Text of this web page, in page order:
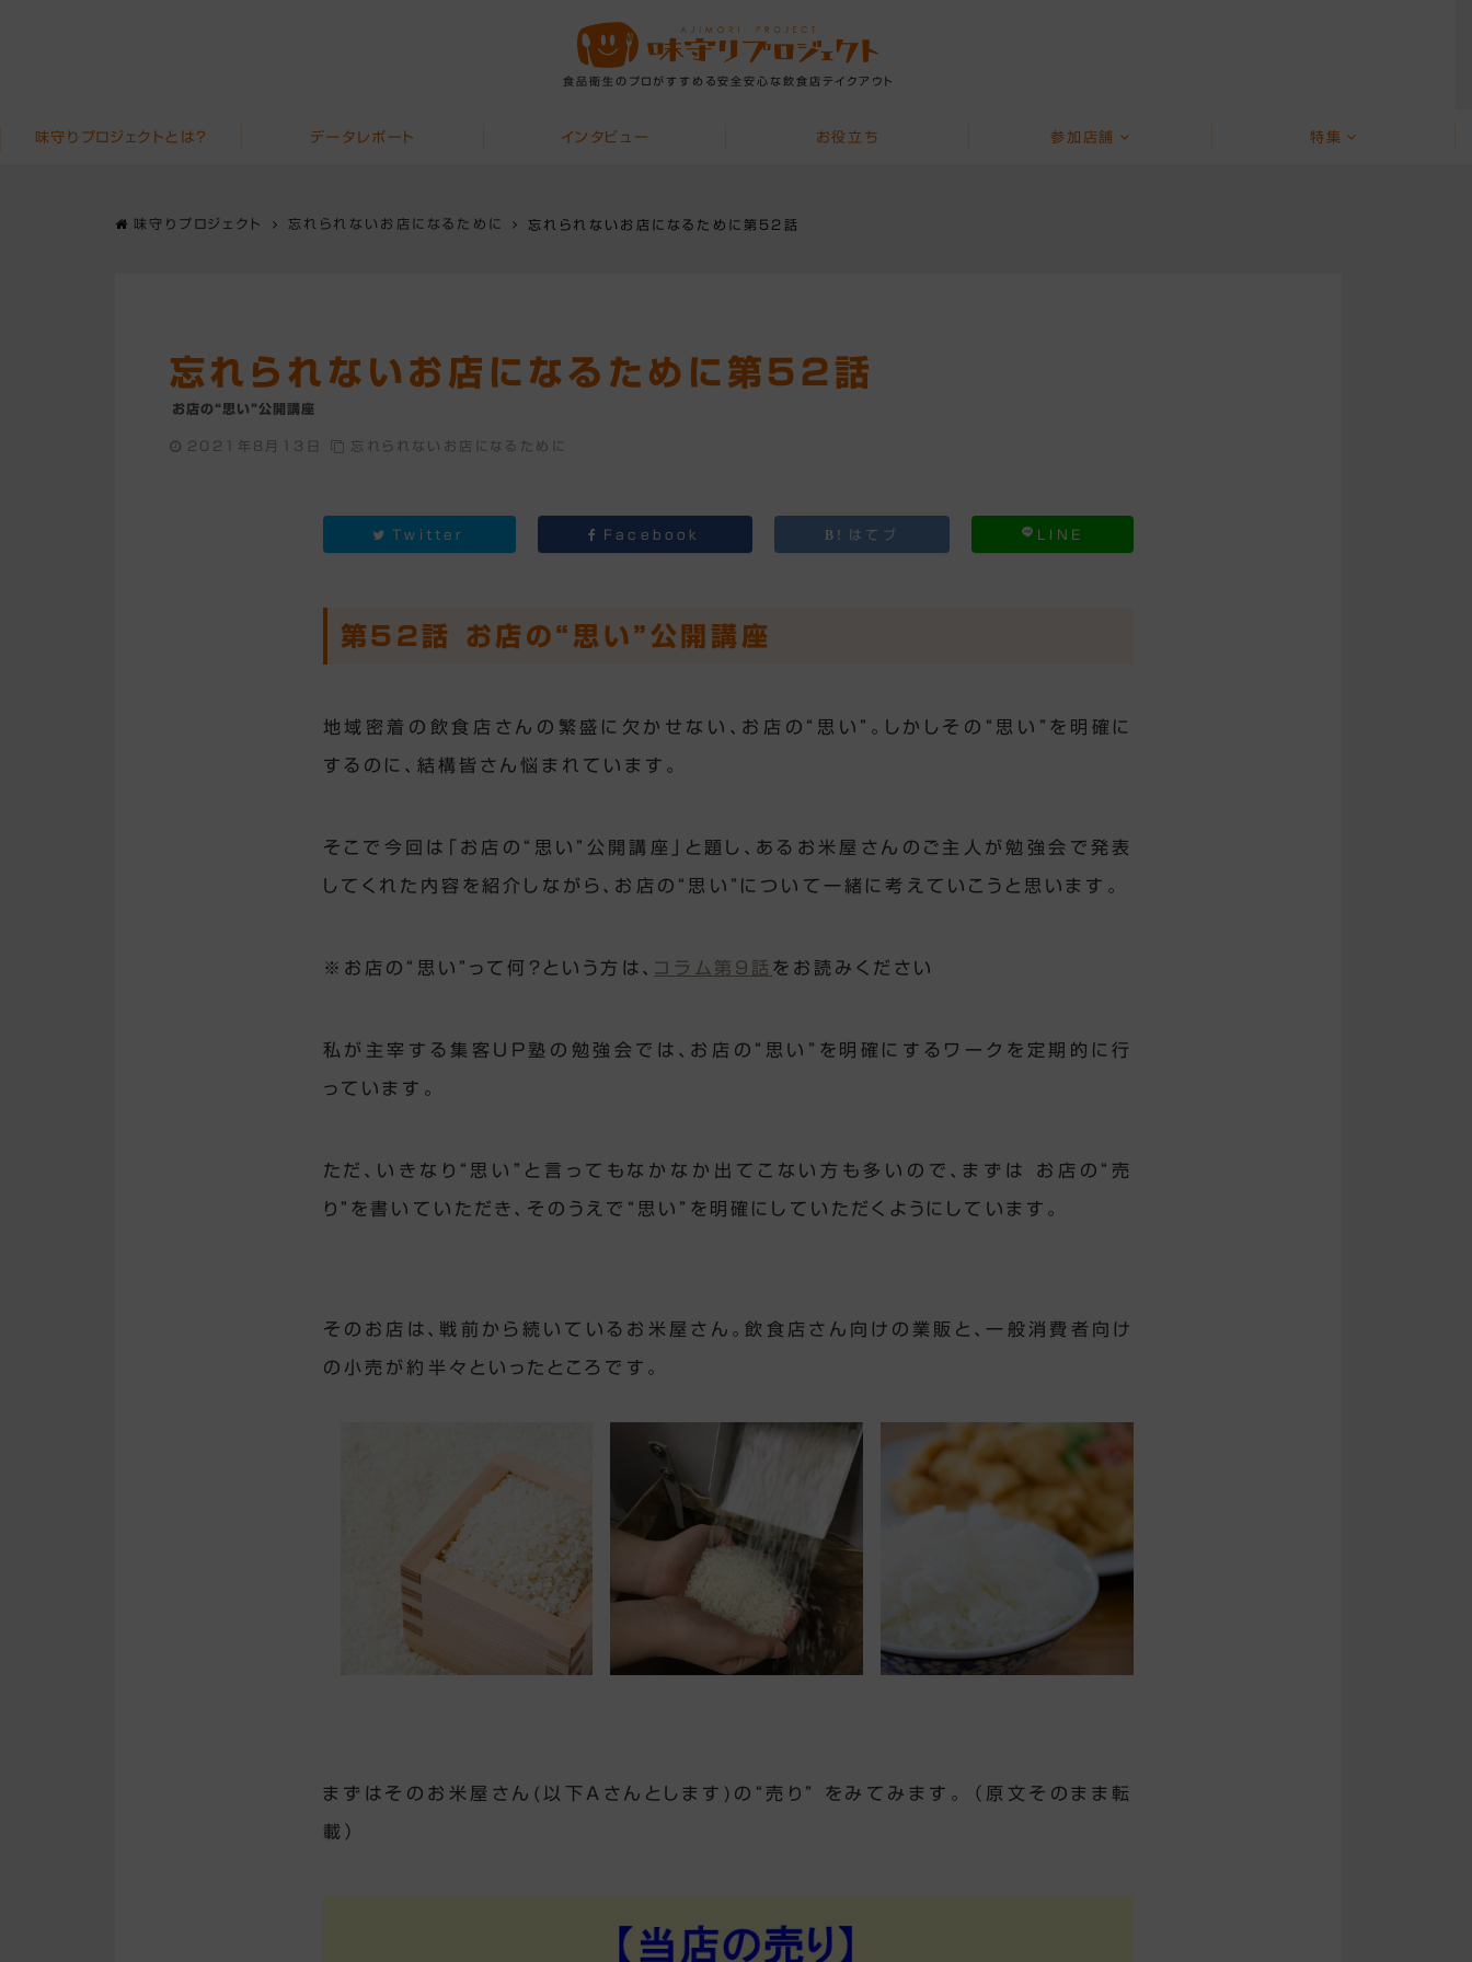
食品衛生のプロがすすめる安全安心な飲食店テイクアウト
味守りプロジェクトとは？ データレポート インタビュー お役立ち 参加店舗 特集
味守りプロジェクト 忘れられないお店になるために 忘れられないお店になるために第52話
忘れられないお店になるために第52話
お店の“思い”公開講座
2021年8月13日 忘れられないお店になるために
Twitter Facebook はてブ LINE
第52話 お店の“思い”公開講座
地域密着の飲食店さんの繁盛に欠かせない、お店の“思い”。しかしその“思い”を明確に
するのに、結構皆さん悩まれています。
そこで今回は「お店の“思い”公開講座」と題し、あるお米屋さんのご主人が勉強会で発表
してくれた内容を紹介しながら、お店の“思い”について一緒に考えていこうと思います。
※お店の“思い”って何？という方は、 コラム第9話 をお読みください
私が主宰する集客UP塾の勉強会では、お店の“思い”を明確にするワークを定期的に行
っています。
ただ、いきなり“思い”と言ってもなかなか出てこない方も多いので、まずは お店の“売
り”を書いていただき、そのうえで“思い”を明確にしていただくようにしています。
そのお店は、戦前から続いているお米屋さん。飲食店さん向けの業販と、一般消費者向け
の小売が約半々といったところです。
まずはそのお米屋さん(以下Aさんとします)の“売り” をみてみます。 （原文そのまま転
載）